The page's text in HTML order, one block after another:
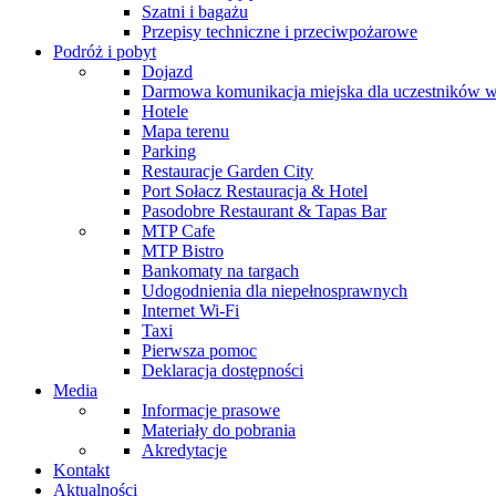
Szatni i bagażu
Przepisy techniczne i przeciwpożarowe
Podróż i pobyt
Dojazd
Darmowa komunikacja miejska dla uczestników
Hotele
Mapa terenu
Parking
Restauracje Garden City
Port Sołacz Restauracja & Hotel
Pasodobre Restaurant & Tapas Bar
MTP Cafe
MTP Bistro
Bankomaty na targach
Udogodnienia dla niepełnosprawnych
Internet Wi-Fi
Taxi
Pierwsza pomoc
Deklaracja dostępności
Media
Informacje prasowe
Materiały do pobrania
Akredytacje
Kontakt
Aktualności